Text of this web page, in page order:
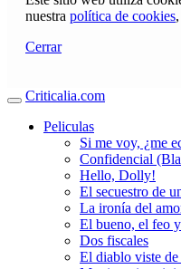
nuestra política de cookies
Cerrar
Criticalia.com
Peliculas
Si me voy, ¿me
Confidencial
Hello, Dolly!
El secuestro de
La ironía del
El bueno, el feo
Dos fiscales
El diablo viste de